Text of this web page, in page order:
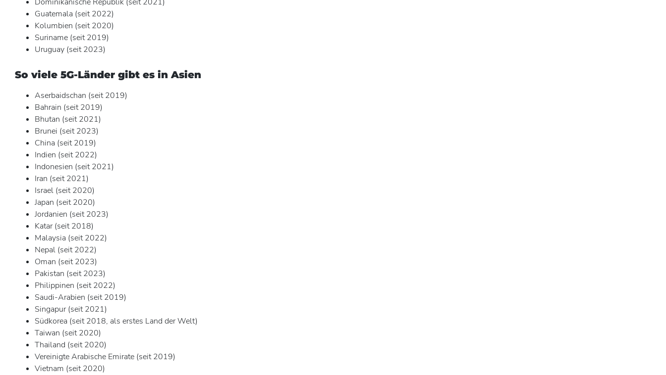
Guatemala (seit 2022)
Kolumbien (seit 2020)
Suriname (seit 2019)
Uruguay (seit 2023)
So viele 5G-Länder gibt es in Asien
Aserbaidschan (seit 2019)
Bahrain (seit 2019)
Bhutan (seit 2021)
Brunei (seit 2023)
China (seit 2019)
Indien (seit 2022)
Indonesien (seit 2021)
Iran (seit 2021)
Israel (seit 2020)
Japan (seit 2020)
Jordanien (seit 2023)
Katar (seit 2018)
Malaysia (seit 2022)
Nepal (seit 2022)
Oman (seit 2023)
Pakistan (seit 2023)
Philippinen (seit 2022)
Saudi-Arabien (seit 2019)
Singapur (seit 2021)
Südkorea (seit 2018, als erstes Land der Welt)
Taiwan (seit 2020)
Thailand (seit 2020)
Vereinigte Arabische Emirate (seit 2019)
Vietnam (seit 2020)